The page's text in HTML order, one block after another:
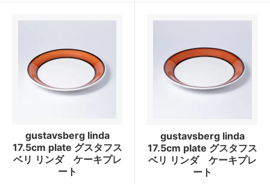
gustavsberg linda
17.5cm plate グスタフス
ベリ リンダ ケーキプレ
ート
gustavsberg linda
17.5cm plate グスタフス
ベリ リンダ ケーキプレ
ート